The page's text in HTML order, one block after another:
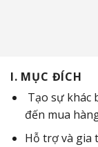
I. MỤC ĐÍCH
Tạo sự khác
đến mua
Hỗ trợ và gia